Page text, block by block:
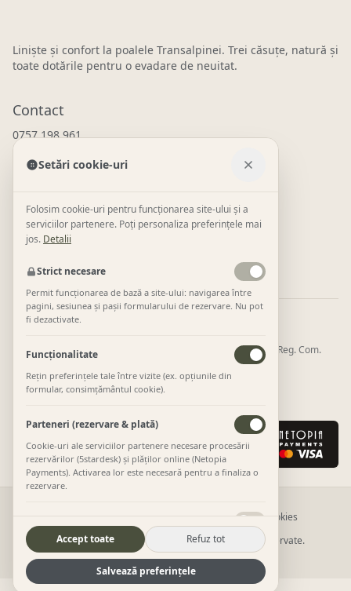
Liniște și confort la poalele Transalpinei. Trei căsuțe, natură și
toate dotările pentru o evadare de neuitat.
Contact
0757 198 961
contact@tinyhousetransalpina.ro
Link-uri utile
Despre TTH Collection Rezervări
GMF MANAGEMENT CONSULTING SRL · CUI 36227404 · Reg. Com.
Str. Parângului 40, Novaci, Gorj · 0757 198 961
contact@tinyhousetransalpina.ro
Retur și anulareCookies
©2026Tiny House Transalpina. Toate drepturile rezervate.
Site realizat de Digitalize Solutions
Setări cookie-uri
Folosim cookie-uri pentru funcționarea site-ului și a
serviciilor partenere. Poți personaliza preferințele mai
jos. Detalii
Strict necesare
Permit funcționarea de bază a site-ului: navigarea între
pagini, sesiunea și pașii formularului de rezervare. Nu pot
fi dezactivate.
Funcționalitate
Rețin preferințele tale între vizite (ex. opțiunile din
formular, consimțământul cookie).
Parteneri (rezervare & plată)
Cookie-uri ale serviciilor partenere necesare procesării
rezervărilor (5stardesk) și plăților online (Netopia
Payments). Activarea lor este necesară pentru a finaliza o
rezervare.
Google Analytics 4 și Microsoft Clarity — măsurarea
vizitelor și a pașilor din funnelul de rezervare (fără
email/telefon în evenimente).
Accept toate Refuz tot
Salvează preferințele